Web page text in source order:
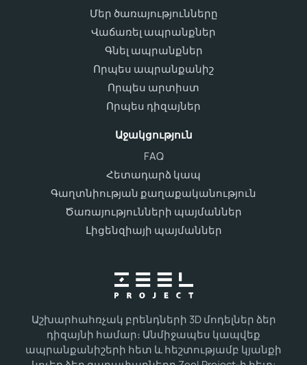
Աշխարհահռչակ բրենդների 3D մոդելներ ձեր
դիզայնի համար։ Անմիջապես կապվեք
ապրանքանիշերի հետ և հեշտությամբ կյանքի
Մեր ծառայությունները
Վաճառել ապրանքներ
Գնել ապրանքներ
Որպես ապրանքանիշ
Որպես արտիստ
Որպես դիզայներ
Աջակցություն
FAQ
Հետադարձ կապ
Գաղտնիության քաղաքականություն
Ծառայությունների պայմաններ
Լիցենզիայի պայմաններ